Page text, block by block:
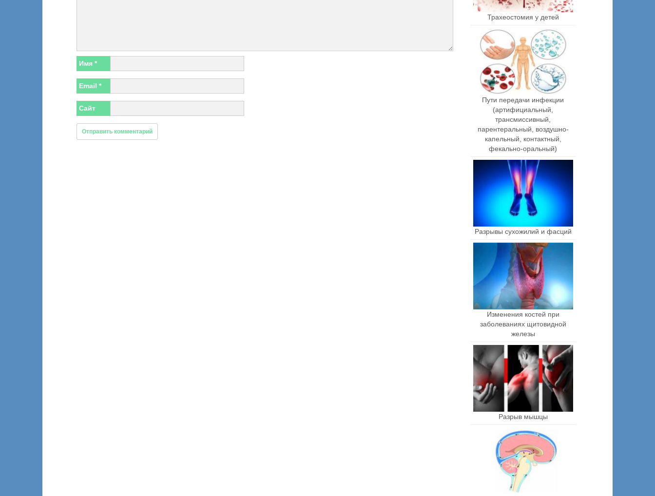
Имя *
Email *
Сайт
Трахеостомия у детей
Пути передачи инфекции
(артифициальный,
трансмиссивный,
парентеральный, воздушно-
капельный, контактный,
фекально-оральный)
Разрывы сухожилий и фасций
Изменения костей при
заболеваниях щитовидной
железы
Разрыв мышцы